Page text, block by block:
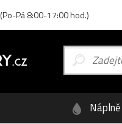
(Po-Pá 8:00-17:00 hod.)
Náplně